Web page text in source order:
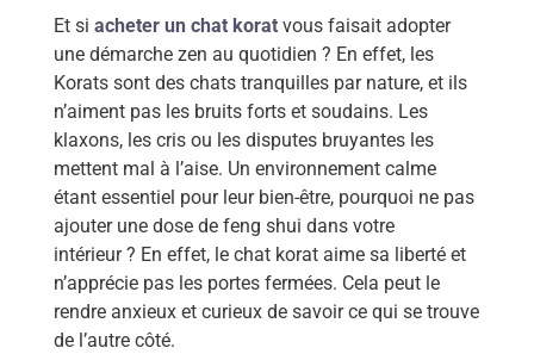
Et si acheter un chat koratvous faisait adopter
une démarche zen au quotidien ? En effet, les
Korats sont des chats tranquilles par nature, et ils
n’aiment pas les bruits forts et soudains. Les
klaxons, les cris ou les disputes bruyantes les
mettent mal à l’aise. Un environnement calme
étant essentiel pour leur bien-être, pourquoi ne pas
ajouter une dose de feng shui dans votre
intérieur ? En effet, le chat korat aime sa liberté et
n’apprécie pas les portes fermées. Cela peut le
rendre anxieux et curieux de savoir ce qui se trouve
de l’autre côté.